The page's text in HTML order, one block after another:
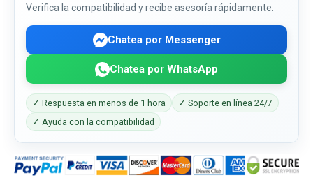
Verifica la compatibilidad y recibe asesoría rápidamente.
Chatea por Messenger
Chatea por WhatsApp
✓ Respuesta en menos de 1 hora
✓ Soporte en línea 24/7
✓ Ayuda con la compatibilidad